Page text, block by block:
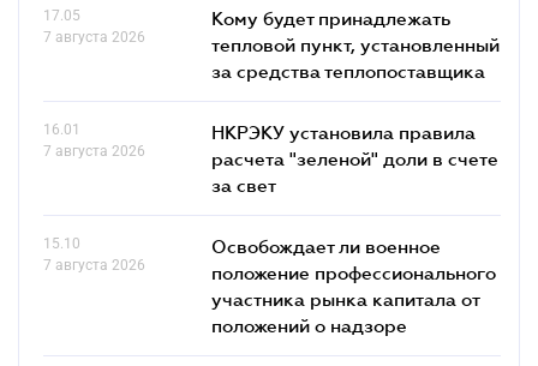
17.05
7 августа 2026
Кому будет принадлежать
тепловой пункт, установленный
за средства теплопоставщика
16.01
7 августа 2026
НКРЭКУ установила правила
расчета "зеленой" доли в счете
за свет
15.10
7 августа 2026
Освобождает ли военное
положение профессионального
участника рынка капитала от
положений о надзоре